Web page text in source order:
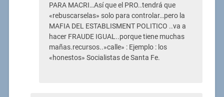
PARA MACRI…Así que el PRO..tendrá que
«rebuscarselas» solo para controlar…pero la
MAFIA DEL ESTABLISMENT POLITICO ..va a
hacer FRAUDE IGUAL..porque tiene muchas
mañas.recursos..»calle» : Ejemplo : los
«honestos» Socialistas de Santa Fe.